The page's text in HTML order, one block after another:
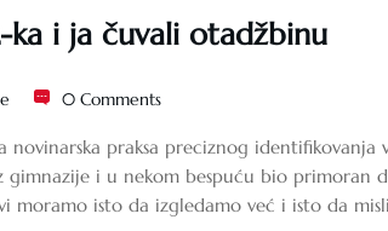
ka i ja čuvali otadžbinu
0 Comments
novinarska praksa preciznog
gimnazije i u nekom bespuću bio primoran
moramo isto da izgledamo već i isto da